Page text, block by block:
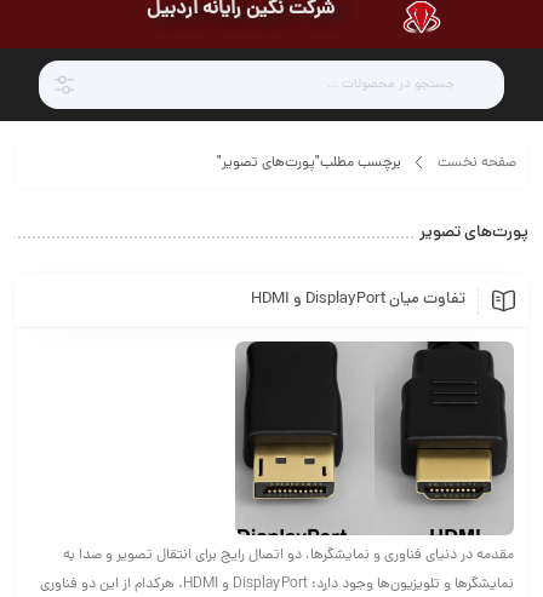
شرکت نگین رایانه اردبیل
صفحه نخست برچسب مطلب"پورت‌های تصویر"
پورت‌های تصویر
تفاوت میان DisplayPort و HDMI
مقدمه در دنیای فناوری و نمایشگرها، دو اتصال رایج برای انتقال تصویر و صدا به
نمایشگرها و تلویزیون‌ها وجود دارد: DisplayPort و HDMI. هرکدام از این دو فناوری